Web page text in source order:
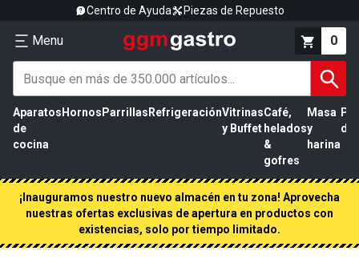
Centro de Ayuda Piezas de Repuesto
Menu 0
Aparatos
de
cocina
Hornos Parrillas RefrigeraciónVitrinas
y Buffet
Café,
helados
&
gofres
Masa
y
harina
de
¡Inauguramos nuestro nuevo almacén en tu zona! Aprovecha
nuestras ofertas exclusivas de apertura en productos con
existencias, solo por tiempo limitado.